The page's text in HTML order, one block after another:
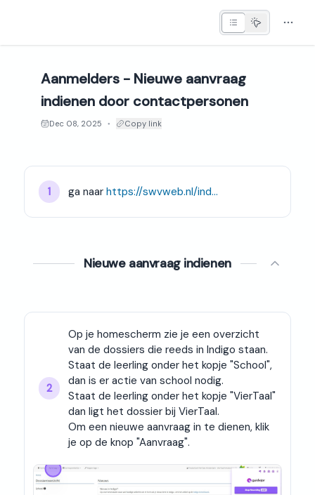
Aanmelders - Nieuwe aanvraag
indienen door contactpersonen
Dec 08, 2025 ● Copy link
1 ga naar https://swvweb.nl/indigo/indigohome/66202/55/252789
Nieuwe aanvraag indienen
2
Op je homescherm zie je een overzicht
van de dossiers die reeds in Indigo staan.
Staat de leerling onder het kopje "School",
dan is er actie van school nodig.
Staat de leerling onder het kopje "VierTaal"
dan ligt het dossier bij VierTaal.
Om een nieuwe aanvraag in te dienen, klik
je op de knop "Aanvraag".